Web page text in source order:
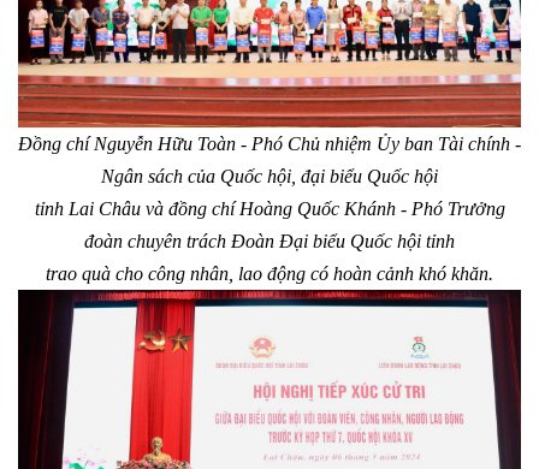
Đồng chí Nguyễn Hữu Toàn - Phó Chủ nhiệm Ủy ban Tài chính -
Ngân sách của Quốc hội, đại biểu Quốc hội
tỉnh Lai Châu và đồng chí Hoàng Quốc Khánh - Phó Trưởng
đoàn chuyên trách Đoàn Đại biểu Quốc hội tỉnh
trao quà cho công nhân, lao động có hoàn cảnh khó khăn.